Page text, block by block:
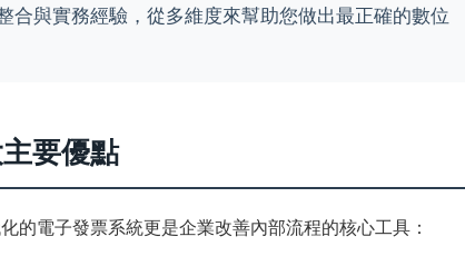
合與實務經驗，從多維度來幫助您做出最正確的數位
要優點
的電子發票系統更是企業改善內部流程的核心工具：